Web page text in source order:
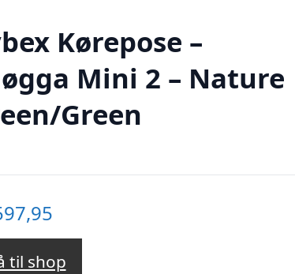
Kørepose –
Mini 2 – Nature
Green
til shop